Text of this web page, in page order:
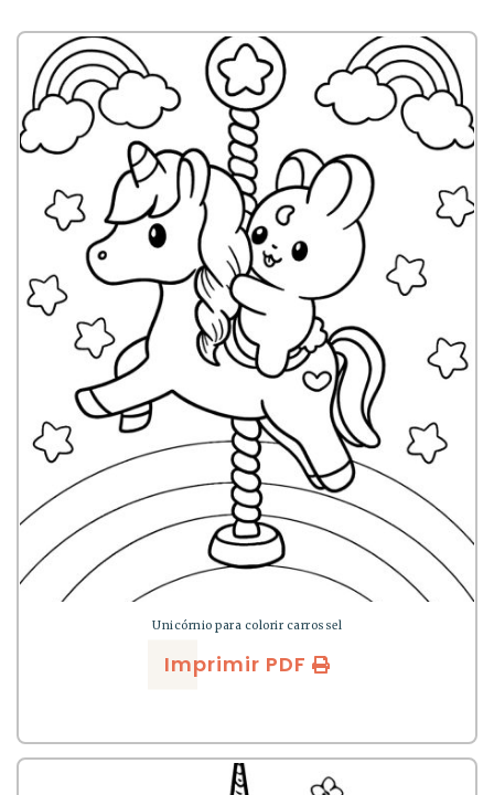
Unicórnio para colorir carrossel
Imprimir PDF